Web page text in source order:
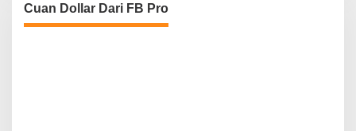
Cuan Dollar Dari FB Pro